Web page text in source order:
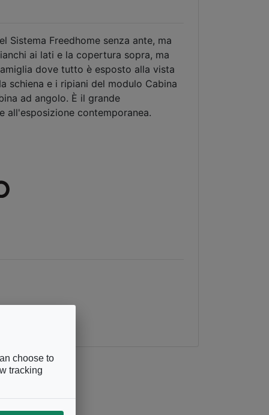
Sistema Freedhome senza ante, ma
ai lati e la copertura sopra, ma
dove tutto è esposto alla vista
schiena e i ripiani del modulo Cabina
ad angolo. È il grande
all'esposizione contemporanea.
choose to
tracking